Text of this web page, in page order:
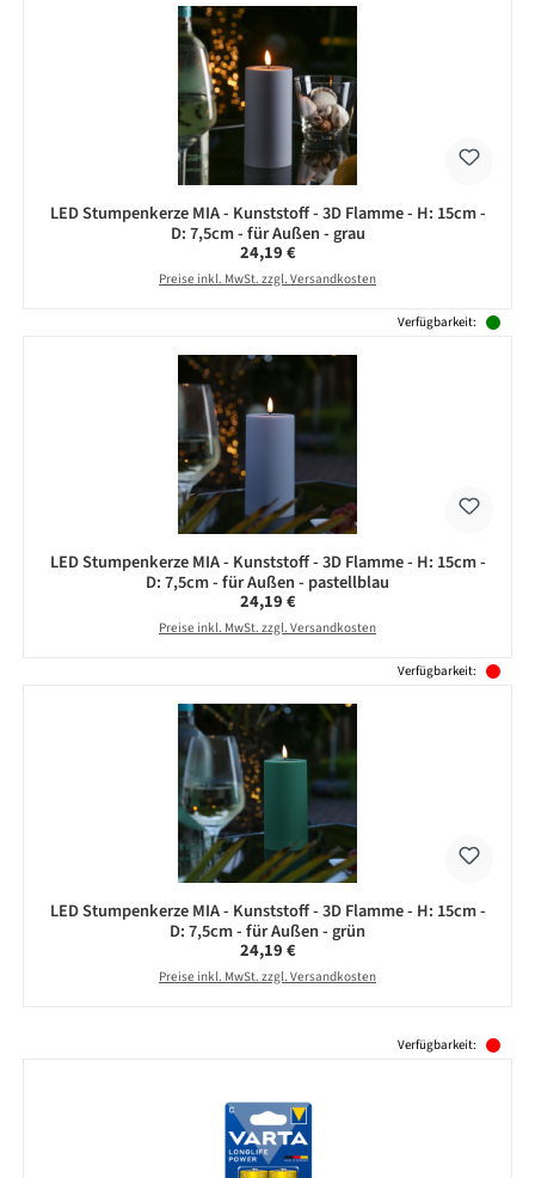
LED Stumpenkerze MIA - Kunststoff - 3D Flamme - H: 15cm -
D: 7,5cm - für Außen - grau
Regulärer Preis:
24,19 €
Preise inkl. MwSt. zzgl. Versandkosten
Verfügbarkeit:
LED Stumpenkerze MIA - Kunststoff - 3D Flamme - H: 15cm -
D: 7,5cm - für Außen - pastellblau
Regulärer Preis:
24,19 €
Preise inkl. MwSt. zzgl. Versandkosten
Verfügbarkeit:
LED Stumpenkerze MIA - Kunststoff - 3D Flamme - H: 15cm -
D: 7,5cm - für Außen - grün
Regulärer Preis:
24,19 €
Preise inkl. MwSt. zzgl. Versandkosten
Verfügbarkeit: